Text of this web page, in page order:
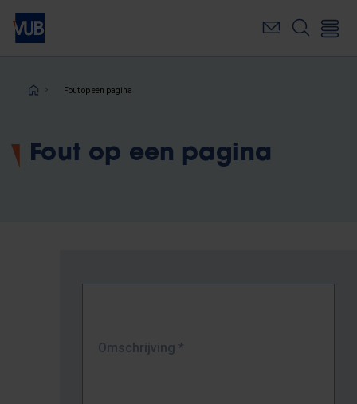
Overslaan
naar
inhoudKruimelpad
Fout op een pagina
Fout op een pagina
Omschrijving *